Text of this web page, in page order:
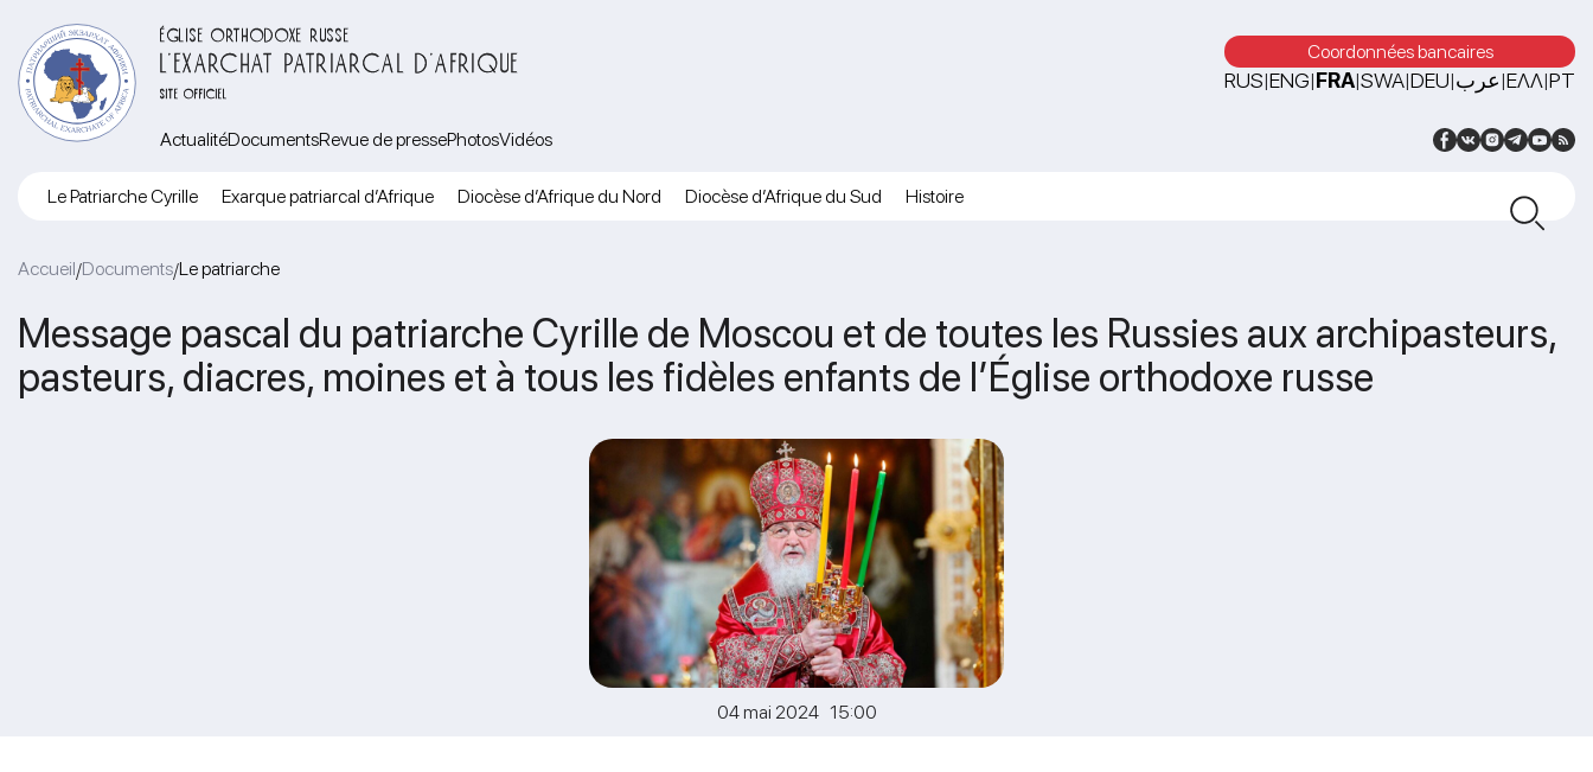
ÉGLISE ORTHODOXE RUSSE
L’EXARCHAT PATRIARCAL D’AFRIQUE
SITE OFFICIEL
Coordonnées bancaires
RUS|ENG|FRA|SWA|DEU|عرب|ΕΛΛ|PT
ActualitéDocumentsRevue de pressePhotosVidéos
Le Patriarche Cyrille Exarque patriarcal d’Afrique Diocèse d’Afrique du Nord Diocèse d’Afrique du Sud Histoire
Accueil/Documents/Le patriarche
Message pascal du patriarche Cyrille de Moscou et de toutes les Russies aux archipasteurs,
pasteurs, diacres, moines et à tous les fidèles enfants de l’Église orthodoxe russe
04 mai 2024 15:00